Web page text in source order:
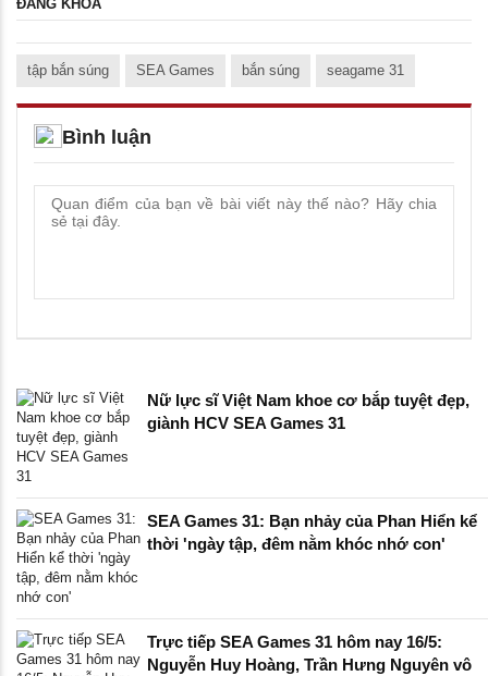
ĐĂNG KHOA
tập bắn súng SEA Games bắn súng seagame 31
Bình luận
Nữ lực sĩ Việt Nam khoe cơ bắp tuyệt đẹp,
giành HCV SEA Games 31
SEA Games 31: Bạn nhảy của Phan Hiển kể
thời 'ngày tập, đêm nằm khóc nhớ con'
Trực tiếp SEA Games 31 hôm nay 16/5:
Nguyễn Huy Hoàng, Trần Hưng Nguyên vô